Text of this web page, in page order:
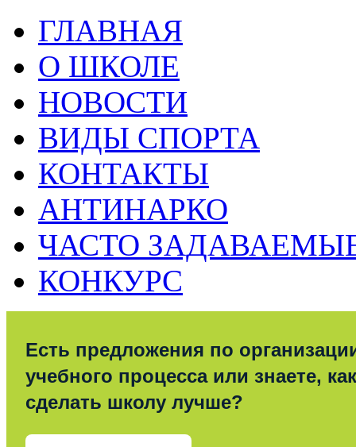
ГЛАВНАЯ
О ШКОЛЕ
НОВОСТИ
ВИДЫ СПОРТА
КОНТАКТЫ
АНТИНАРКО
ЧАСТО
КОНКУРС
Есть предложения по
учебного процесса или знаете, как
сделать школу лучше?